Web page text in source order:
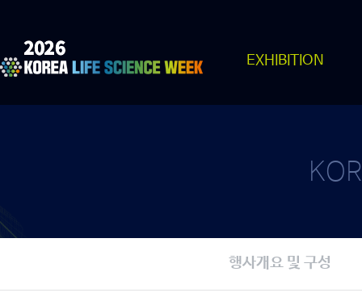
EXHIBITION
행사개요 및 구성